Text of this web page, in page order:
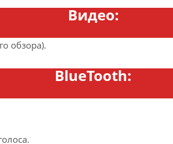
Видео:
обзора).
BlueTooth: